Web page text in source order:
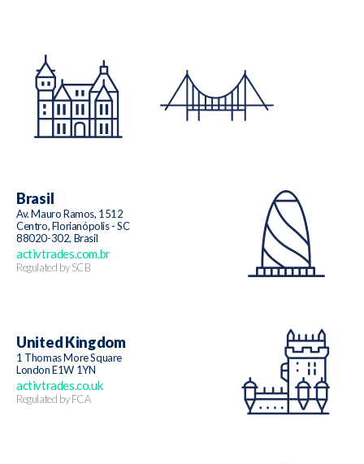
Brasil
Av. Mauro Ramos, 1512
Centro, Florianópolis - SC
88020-302, Brasil
activtrades.com.br
Regulated by SCB
United Kingdom
1 Thomas More Square
London E1W 1YN
activtrades.co.uk
Regulated by FCA